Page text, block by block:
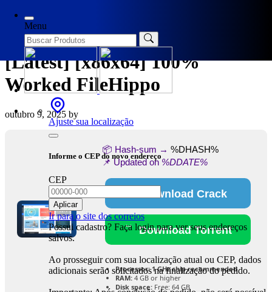
Menu
Ajuste sua localização
Informe o CEP do novo endereço
CEP
Aplicar
Ir para o site dos correios
Possui cadastro? Faça login para ver seus endereços
salvos.
Ao prosseguir com sua localização atual ou CEP, dados
adicionais serão solicitados na finalização do pedido.
Prezi Premium Crack tool
[Latest] [x86x64] 100%
Worked FileHippo
outubro 9, 2025 by
📦 Hash-sum → %DHASH%
📌 Updated on%DDATE%
Download Crack
Download Torrent
Processor:1 GHz chip recommended
RAM: 4 GB or higher
Disk space: Free: 64 GB